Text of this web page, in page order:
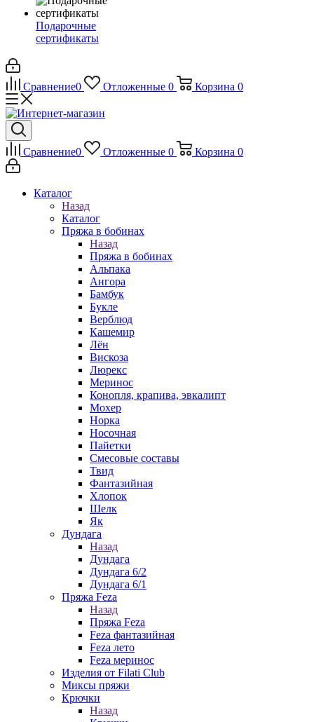
Подарочные
сертификаты
Сравнение0 Отложенные 0 Корзина 0
Сравнение0 Отложенные 0 Корзина 0
Каталог
Назад
Каталог
Пряжа в бобинах
Назад
Пряжа в бобинах
Альпака
Ангора
Бамбук
Букле
Верблюд
Кашемир
Лён
Вискоза
Люрекс
Меринос
Конопля, крапива, эвкалипт
Мохер
Норка
Носочная
Пайетки
Смесовые составы
Твид
Фантазийная
Хлопок
Шелк
Як
Дундага
Назад
Дундага
Дундага 6/2
Дундага 6/1
Пряжа Feza
Назад
Пряжа Feza
Feza фантазийная
Feza лето
Feza меринос
Изделия от Filati Club
Миксы пряжи
Крючки
Назад